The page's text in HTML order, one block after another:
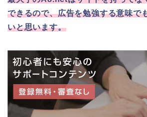
できるので、広告を勉強する意味で
いと思います。